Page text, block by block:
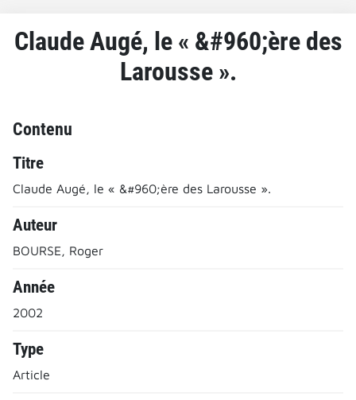
Claude Augé, le « &#960;ère des
Larousse ».
Contenu
Titre
Claude Augé, le « &#960;ère des Larousse ».
Auteur
BOURSE, Roger
Année
2002
Type
Article